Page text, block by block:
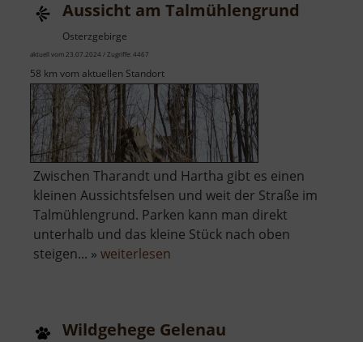
Aussicht am Talmühlengrund
Osterzgebirge
aktuell vom 23.07.2024 / Zugriffe: 4467
58 km vom aktuellen Standort
Zwischen Tharandt und Hartha gibt es einen
kleinen Aussichtsfelsen und weit der Straße im
Talmühlengrund. Parken kann man direkt
unterhalb und das kleine Stück nach oben
steigen... » weiterlesen
Wildgehege Gelenau